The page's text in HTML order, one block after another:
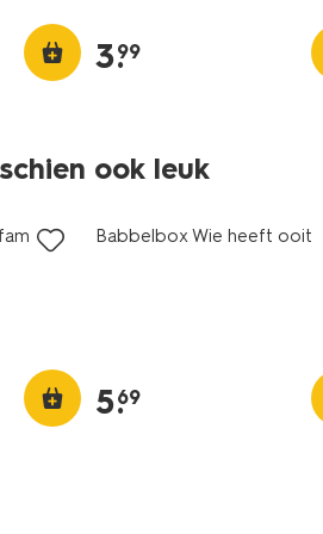
3.
99
ook leuk
Babbelbox Wie heeft ooit
5.
69